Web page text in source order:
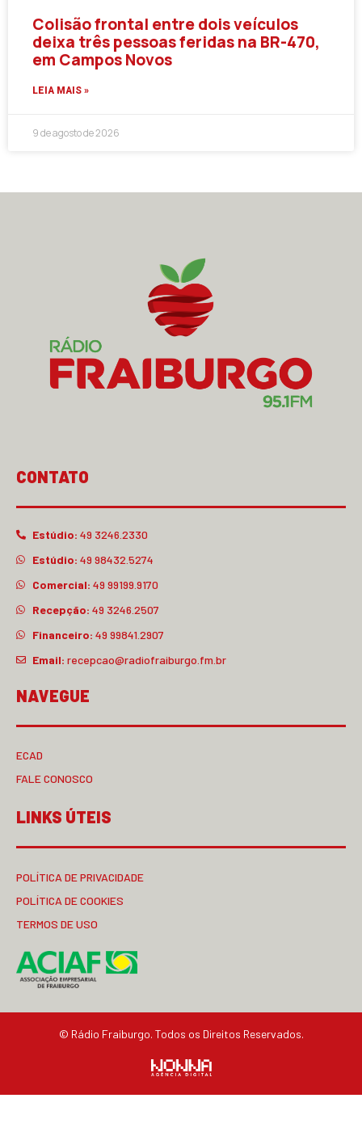
Colisão frontal entre dois veículos
deixa três pessoas feridas na BR-470,
em Campos Novos
LEIA MAIS »
9 de agosto de 2026
CONTATO
Estúdio: 49 3246.2330
Estúdio: 49 98432.5274
Comercial: 49 99199.9170
Recepção: 49 3246.2507
Financeiro: 49 99841.2907
Email: recepcao@radiofraiburgo.fm.br
NAVEGUE
ECAD
FALE CONOSCO
LINKS ÚTEIS
POLÍTICA DE PRIVACIDADE
POLÍTICA DE COOKIES
TERMOS DE USO
© Rádio Fraiburgo. Todos os Direitos Reservados.